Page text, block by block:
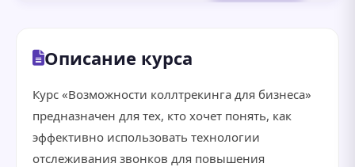
Описание курса
Курс «Возможности коллтрекинга для бизнеса»
предназначен для тех, кто хочет понять, как
эффективно использовать технологии
отслеживания звонков для повышения